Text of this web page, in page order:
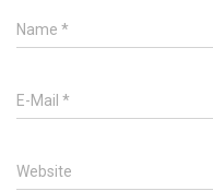
Name *
E-Mail *
Website